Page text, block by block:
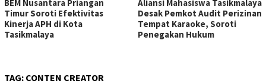
BEM Nusantara Priangan
Timur Soroti Efektivitas
Kinerja APH di Kota
Tasikmalaya
Aliansi Mahasiswa Tasikmalaya
Desak Pemkot Audit Perizinan
Tempat Karaoke, Soroti
Penegakan Hukum
TAG: CONTEN CREATOR